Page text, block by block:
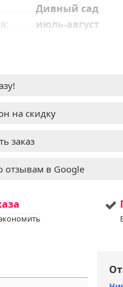
Дивный сад
:
июль-август
желтый
4)
:
Мы предлагаем
услуги по уходу
пожалуйста,
на скидку
заказ
отзывам в Google